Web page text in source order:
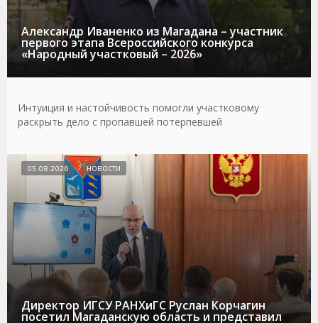
Александр Иваненко из Магадана – участник
первого этапа Всероссийского конкурса
«Народный участковый – 2026»
Интуиция и настойчивость помогли участковому
раскрыть дело с пропавшей потерпевшей
Директор ИГСУ РАНХиГС Руслан Корчагин
посетил Магаданскую область и представил
05.08.2026 НОВОСТИ